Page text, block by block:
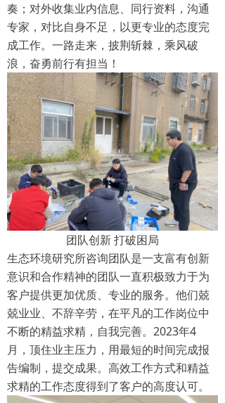
奏；对外收集业内信息、同行资料，沟通
专家，对比自身不足，以更专业的态度完
成工作。一路走来，披荆斩棘，乘风破
浪，奋勇前行有担当！
团队创新 打破困局
生态环境研究所咨询团队是一支富有创新
意识和合作精神的团队一直积极致力于为
客户提供更加优质、专业的服务。他们兢
兢业业、不辞辛劳，在平凡的工作岗位中
不断的精益求精，自我完善。2023年4
月，顶住业主压力，用最短的时间完成报
告编制，提交成果。高效工作方式和精益
求精的工作态度得到了客户的高度认可。